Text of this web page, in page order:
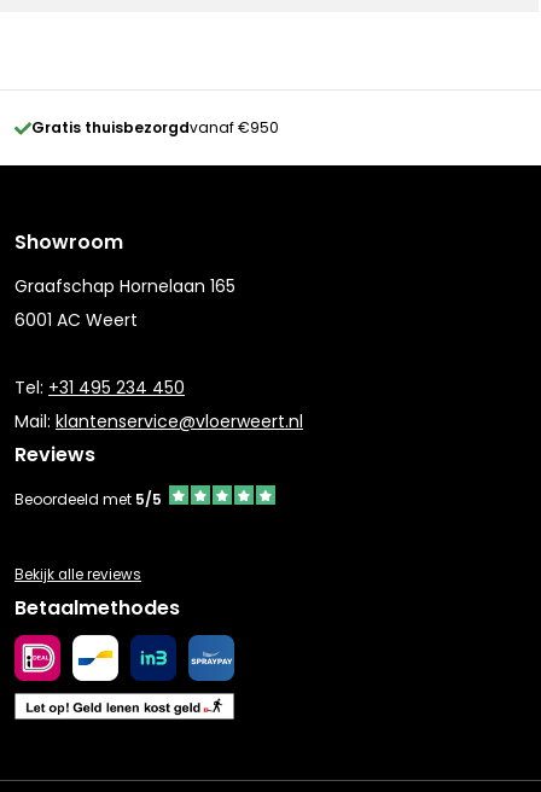
Gratis thuisbezorgdvanaf €950
Showroom
Graafschap Hornelaan 165
6001 AC Weert
Tel: +31 495 234 450
Mail: klantenservice@vloerweert.nl
Reviews
Beoordeeld met 5/5
Bekijk alle reviews
Betaalmethodes